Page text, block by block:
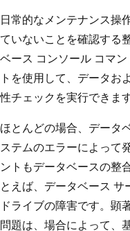
日常的なメンテナンス操
ていないことを確認する
ベース コンソール コマン
トを使用して、データお
性チェックを実行できます
ほとんどの場合、データ
ステムのエラーによって
ントもデータベースの整
とえば、データベース
ドライブの障害です。顕
問題は、場合によって、